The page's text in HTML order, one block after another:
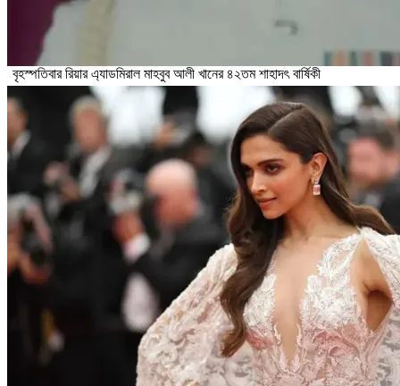
বৃহস্পতিবার রিয়ার এ্যাডমিরাল মাহবুব আলী খানের ৪২তম শাহাদৎ বার্ষিকী